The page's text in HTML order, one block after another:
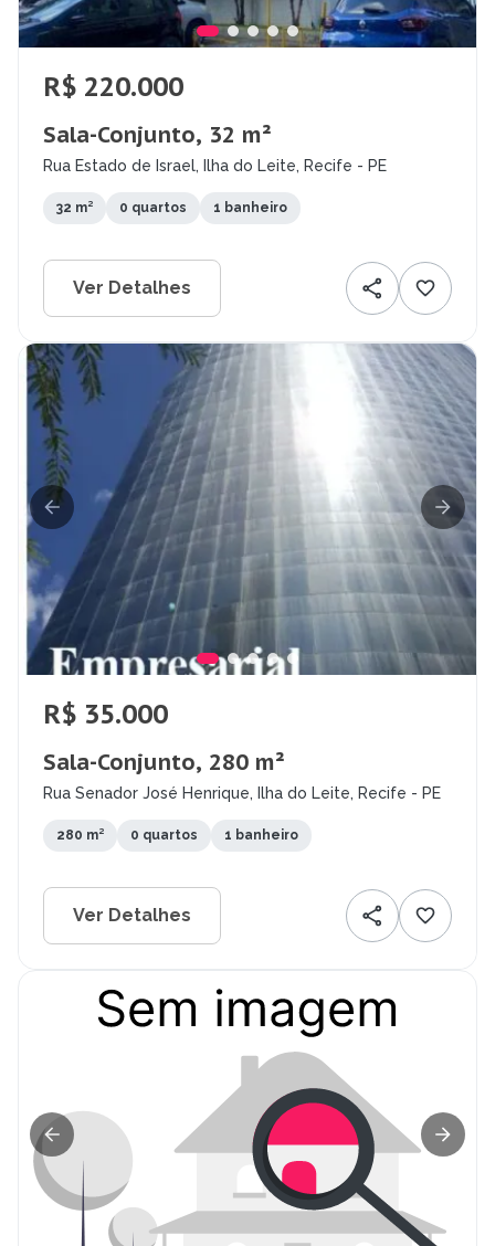
R$ 220.000
Sala-Conjunto, 32 m²
Rua Estado de Israel, Ilha do Leite, Recife - PE
32 m² 0 quartos 1 banheiro
Ver Detalhes
R$ 35.000
Sala-Conjunto, 280 m²
Rua Senador José Henrique, Ilha do Leite, Recife - PE
280 m² 0 quartos 1 banheiro
Ver Detalhes